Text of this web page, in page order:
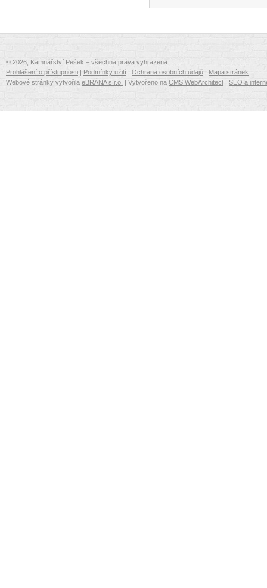
© 2026, Kamnářství Pešek – všechna práva vyhrazena
Prohlášení o přístupnosti
Podmínky užití Ochrana osobních údajů
Mapa stránek
Webové stránky vytvořila eBRÁNA s.r.o. | Vytvořeno na CMS WebArchitect SEO a